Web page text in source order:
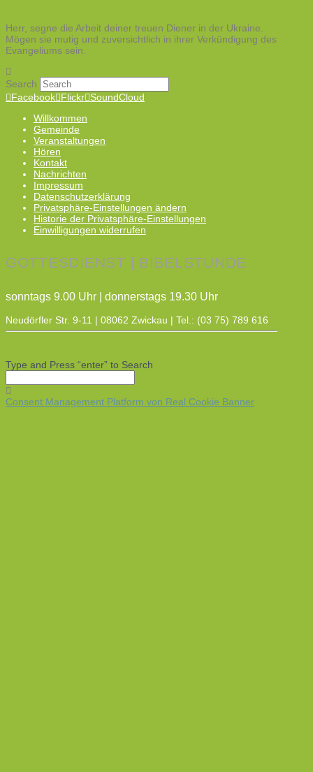
Herr, segne die Arbeit deiner treuen Diener in der Ukraine.
Mögen sie mutig und zuversichtlich in ihrer Verkündigung des
Evangeliums sein.
Search
Facebook Flickr SoundCloud
Willkommen
Gemeinde
Veranstaltungen
Hören
Kontakt
Nachrichten
Impressum
Datenschutzerklärung
Privatsphäre-Einstellungen ändern
Historie der Privatsphäre-Einstellungen
Einwilligungen widerrufen
GOTTESDIENST | BIBELSTUNDE
sonntags 9.00 Uhr | donnerstags 19.30 Uhr
Neudörfler Str. 9-11 | 08062 Zwickau | Tel.: (03 75) 789 616
Type and Press “enter” to Search
Consent Management Platform von Real Cookie Banner